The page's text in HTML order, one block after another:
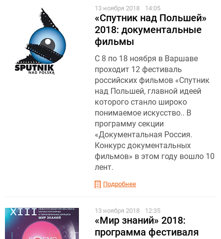
13 ноября 2018 14:05
«Спутник над Польшей»
2018: документальные
фильмы
С 8 по 18 ноября в Варшаве
проходит 12 фестиваль
российских фильмов «Спутник
над Польшей, главной идеей
которого станло широко
понимаемое искусство.. В
программу секции
«Документальная Россия.
Конкурс документальных
фильмов» в этом году вошло 10
лент.
Подробнее
13 ноября 2018 12:35
«Мир знаний» 2018:
программа фестиваля